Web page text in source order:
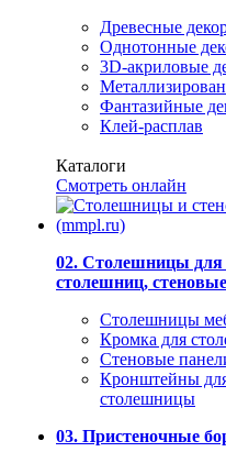
Древесные
Однотонные
3D-акриловые
Фантазийные
Клей-расплав
Каталоги
Смотреть онлайн
02. Столешницы для
столешниц,
Столешницы
Кромка для
Стеновые
Кронштейны
столешницы
03. Пристеночные